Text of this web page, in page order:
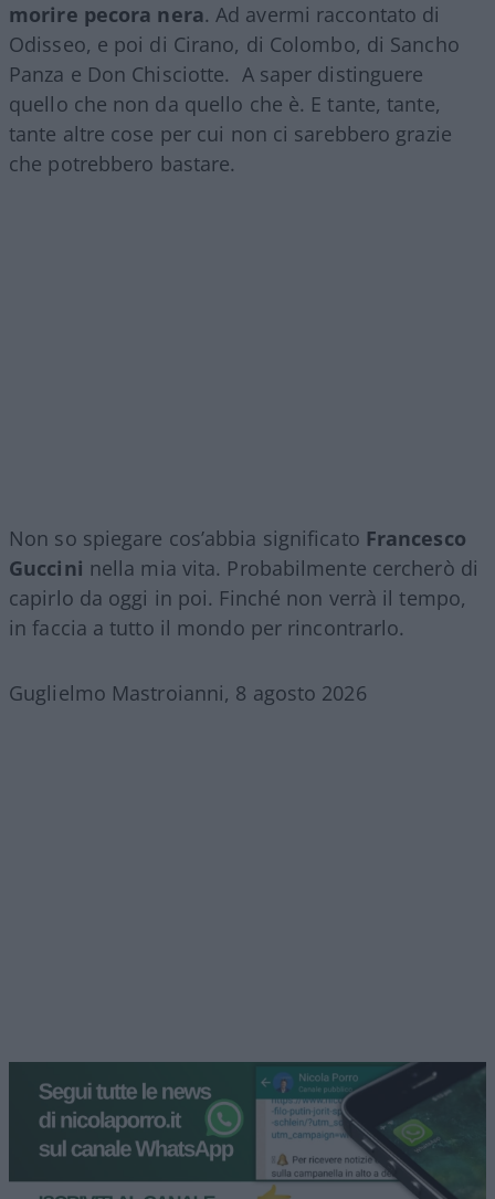
morire pecora nera. Ad avermi raccontato di
Odisseo, e poi di Cirano, di Colombo, di Sancho
Panza e Don Chisciotte. A saper distinguere
quello che non da quello che è. E tante, tante,
tante altre cose per cui non ci sarebbero grazie
che potrebbero bastare.
Non so spiegare cos’abbia significato Francesco
Guccini nella mia vita. Probabilmente cercherò di
capirlo da oggi in poi. Finché non verrà il tempo,
in faccia a tutto il mondo per rincontrarlo.
Guglielmo Mastroianni, 8 agosto 2026